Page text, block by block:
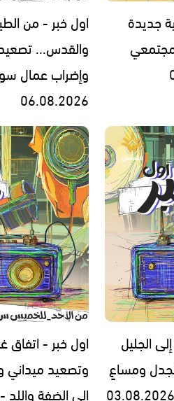
جديدة
اول خبر - من
والقدس...
وإضراب عمال
06.08.2026
الجليل
ومساعٍ
اول خبر - اتفاق
وتصعيد
إلى الضفة واللد - 02.08.2026